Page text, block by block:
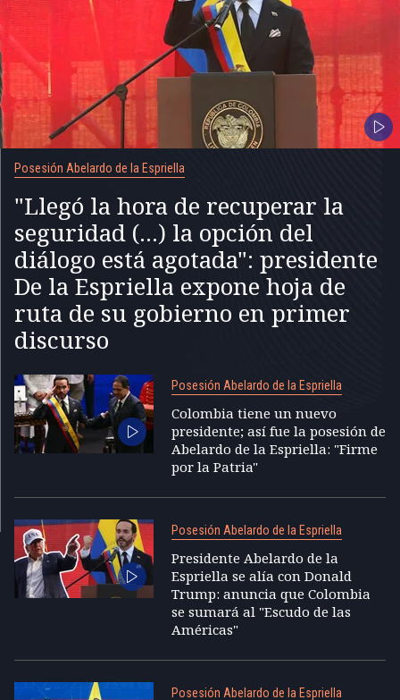
Posesión Abelardo de la Espriella
"Llegó la hora de recuperar la
seguridad (...) la opción del
diálogo está agotada": presidente
De la Espriella expone hoja de
ruta de su gobierno en primer
discurso
Posesión Abelardo de la Espriella
Colombia tiene un nuevo
presidente; así fue la posesión de
Abelardo de la Espriella: "Firme
por la Patria"
Posesión Abelardo de la Espriella
Presidente Abelardo de la
Espriella se alía con Donald
Trump: anuncia que Colombia
se sumará al "Escudo de las
Américas"
Posesión Abelardo de la Espriella